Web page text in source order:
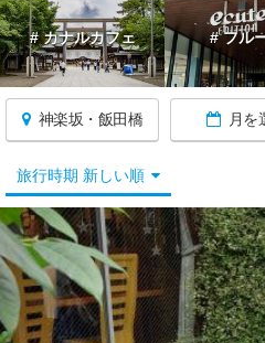
# カナルカフェ # フル
神楽坂・飯田橋 月を
る
東
京
す
べ
て
秋
葉
原
・
御
茶
旅行時期 新しい順